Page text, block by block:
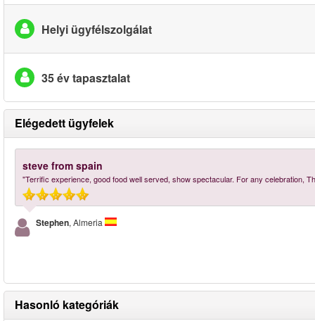
Helyi ügyfélszolgálat
35 év tapasztalat
Elégedett ügyfelek
steve from spain
"Terrific experience, good food well served, show spectacular. For any celebration,
Stephen, Almeria
Hasonló kategóriák